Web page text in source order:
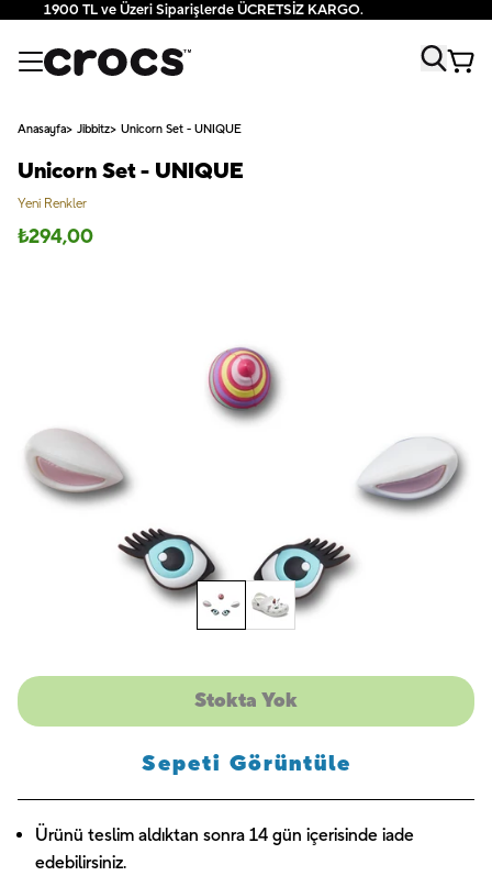
1900 TL ve Üzeri Siparişlerde ÜCRETSİZ KARGO.
Anasayfa Jibbitz Unicorn Set - UNIQUE
Unicorn Set - UNIQUE
Yeni Renkler
₺294,00
Stokta Yok
Sepeti Görüntüle
Ürünü teslim aldıktan sonra 14 gün içerisinde iade
edebilirsiniz.